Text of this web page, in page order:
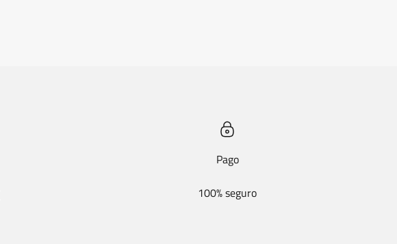
Pago
100% seguro